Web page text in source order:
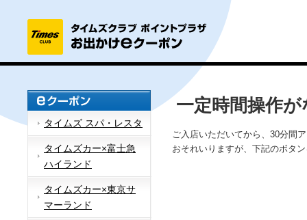
タイムズ スパ・レスタ
タイムズカー×富士急
ハイランド
タイムズカー×東京サ
マーランド
一定時間操作
ご入店いただいてから、30分間
おそれいりますが、下記のボタ